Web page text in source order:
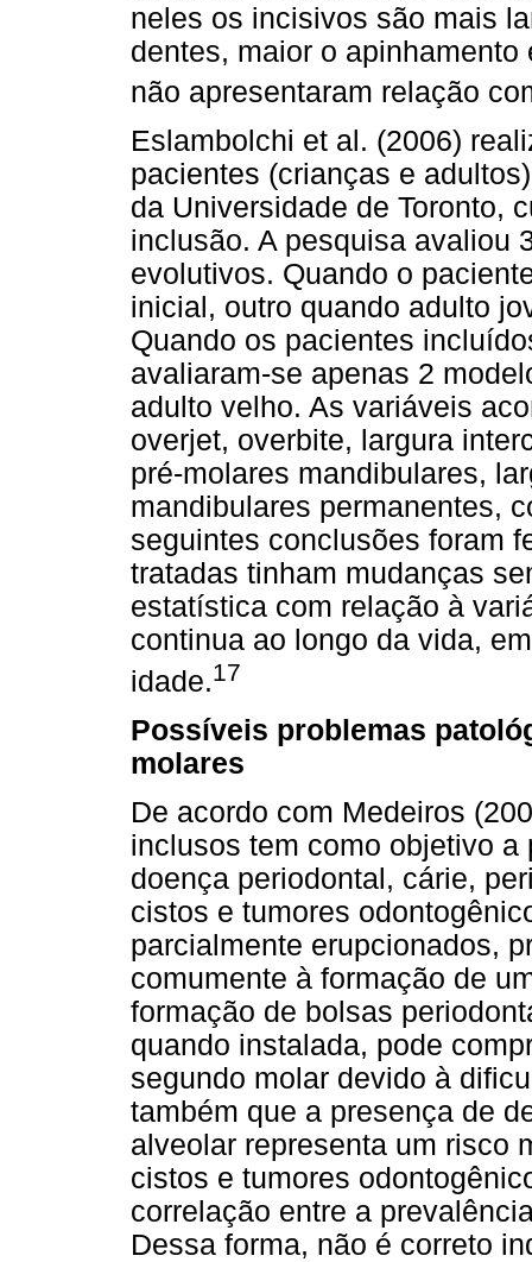
neles os incisivos são mais
dentes, maior o
não apresentaram relação
Eslambolchi et al. (2006)
pacientes (crianças e
da Universidade de Toronto,
inclusão. A pesquisa avaliou
evolutivos. Quando o
inicial, outro quando adulto
Quando os pacientes
avaliaram-se apenas 2
adulto velho. As variáveis
overjet, overbite, largura
pré-molares mandibulares,
mandibulares permanentes,
seguintes conclusões foram
tratadas tinham mudanças
estatística com relação à
continua ao longo da vida,
idade.17
Possíveis problemas
molares
De acordo com Medeiros
inclusos tem como objetivo
doença periodontal, cárie,
cistos e tumores
parcialmente erupcionados,
comumente à formação de
formação de bolsas
quando instalada, pode
segundo molar devido à
também que a presença de
alveolar representa um risco
cistos e tumores
correlação entre a
Dessa forma, não é correto